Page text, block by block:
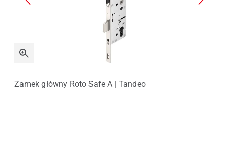
Zamek główny Roto Safe A | Tandeo